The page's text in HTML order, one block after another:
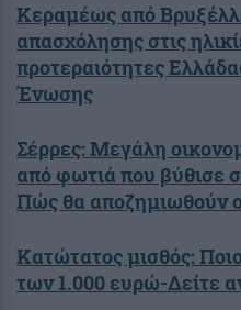
Κεραμέως από
απασχόλησης στις
προτεραιότητες
Ένωσης
Σέρρες: Μεγάλη
από φωτιά που βύθισε
Πώς θα αποζημιωθούν
Κατώτατος μισθός:
των 1.000 ευρώ-Δείτε